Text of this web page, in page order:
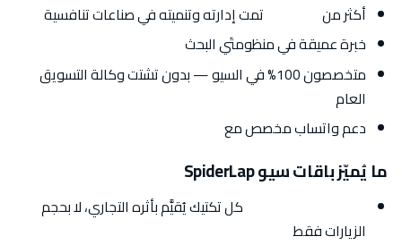
أكثر من
تمت إدارته وتنميته في صناعات تنافسية
خبرة عميقة في منظومتَي البحث
متخصصون 100% في السيو — بدون تشتت وكالة التسويق
العام
دعم واتساب مخصص مع
ما يُميّز باقات سيو SpiderLap
كل تكتيك يُقيَّم بأثره التجاري، لا بحجم
الزيارات فقط